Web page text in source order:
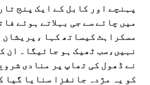
پہنچے اور کابل کے ایک پنج
میں چائے سے جی بہلاتے ہوئے
مسکراہٹ کیساتھ کہا
نہیں،سب ٹھیک ہو جائیگا۔ ان
نے ڈھول کی تھاپ پر منادی
کو یہ مژدہ جانفزا سنایا گیا